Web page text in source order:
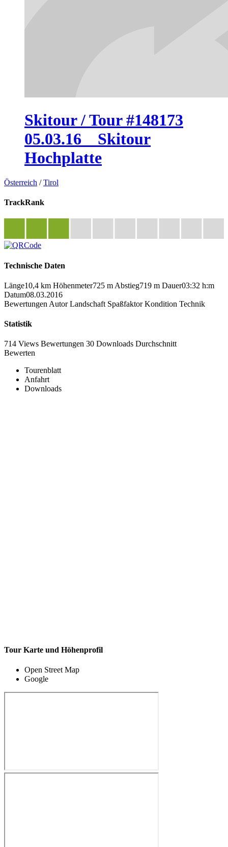
Skitour / Tour #148173
05.03.16 _ Skitour
Hochplatte
Österreich /Tirol
TrackRank
Technische Daten
Länge10,4 km Höhenmeter725 m Abstieg719 m Dauer03:32 h:m
Datum08.03.2016
Bewertungen Autor Landschaft Spaßfaktor Kondition Technik
Statistik
714 Views Bewertungen 30 Downloads Durchschnitt
Bewerten
Tourenblatt
Anfahrt
Downloads
Tour Karte und Höhenprofil
Open Street Map
Google